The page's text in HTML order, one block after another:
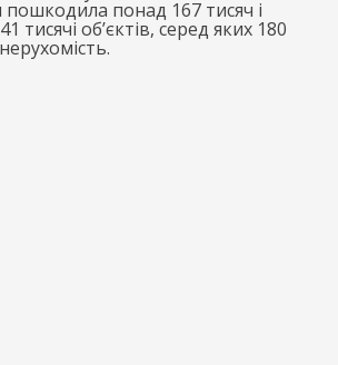
пошкодила понад 167 тисяч і
тисячі об’єктів, серед яких 180